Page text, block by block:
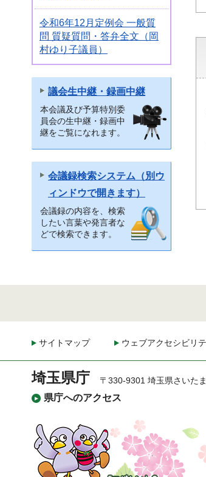
令和6年12月定例会 一般質
問 質疑質問・答弁全文（岡
村ゆり子議員）
議会生中継・録画中継
本会議及び予算特別委
員会の生中継・録画中
継をご覧になれます。
会議録検索システム（別ウ
ィンドウで開きます）
会議録の内容を、検索
したい言葉や発言者な
どで検索できます。
サイトマップ ウェブアクセシビリ
埼玉県庁
県庁へのアクセス
〒330-9301 埼玉県さいた